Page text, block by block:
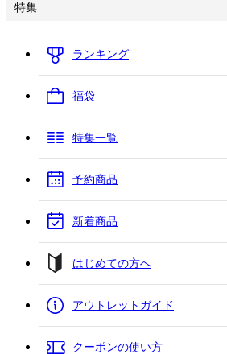
特集
ランキング
福袋
特集一覧
予約商品
新着商品
はじめての方へ
アウトレットガイド
クーポンの使い方